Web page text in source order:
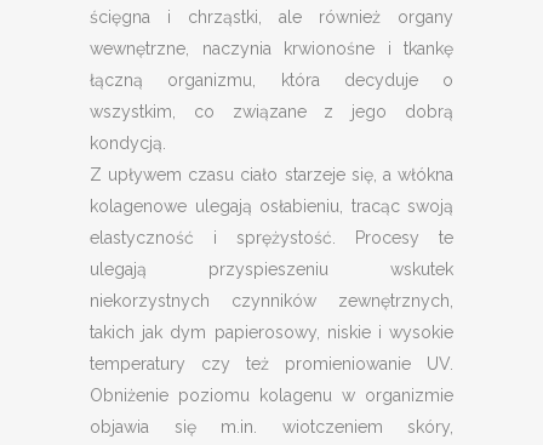
ścięgna i chrząstki, ale również organy
wewnętrzne, naczynia krwionośne i tkankę
łączną organizmu, która decyduje o
wszystkim, co związane z jego dobrą
kondycją.
Z upływem czasu ciało starzeje się, a włókna
kolagenowe ulegają osłabieniu, tracąc swoją
elastyczność i sprężystość. Procesy te
ulegają przyspieszeniu wskutek
niekorzystnych czynników zewnętrznych,
takich jak dym papierosowy, niskie i wysokie
temperatury czy też promieniowanie UV.
Obniżenie poziomu kolagenu w organizmie
objawia się m.in. wiotczeniem skóry,